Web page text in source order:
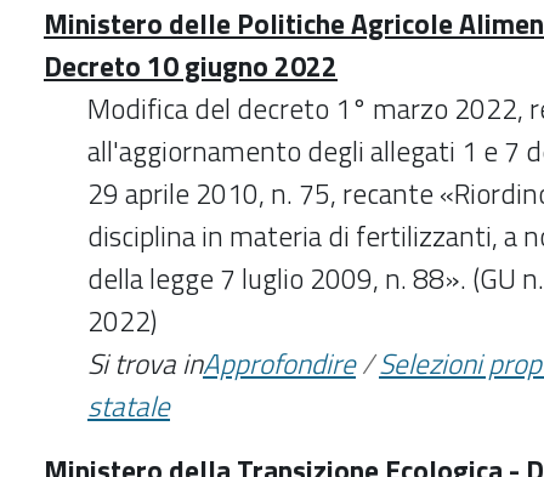
Ministero delle Politiche Agricole
Decreto 10 giugno 2022
Modifica del decreto 1° marzo 2022,
all'aggiornamento degli allegati 1 e 7
29 aprile 2010, n. 75, recante
disciplina in materia di fertilizzanti, a
della legge 7 luglio 2009, n. 88». (GU
2022)
Si trova inApprofondire/Selezioni
statale